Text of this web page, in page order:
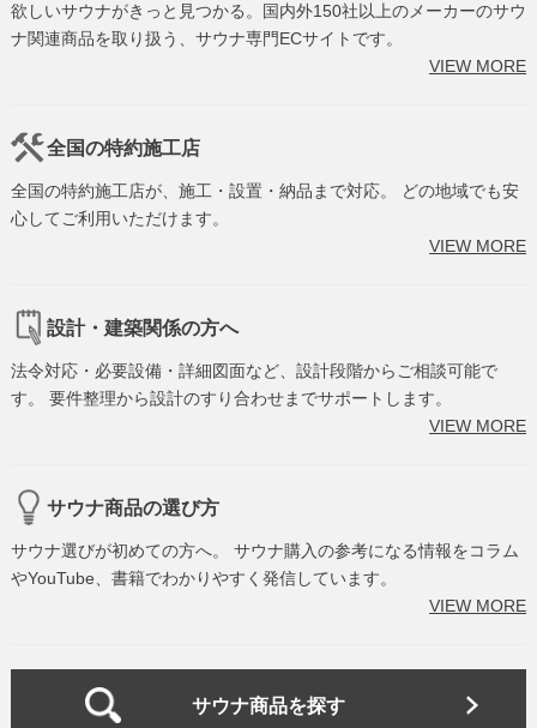
欲しいサウナがきっと見つかる。国内外150社以上のメーカーのサウ
ナ関連商品を取り扱う、サウナ専門ECサイトです。
VIEW MORE
全国の特約施工店
全国の特約施工店が、施工・設置・納品まで対応。 どの地域でも安
心してご利用いただけます。
VIEW MORE
設計・建築関係の方へ
法令対応・必要設備・詳細図面など、設計段階からご相談可能で
す。 要件整理から設計のすり合わせまでサポートします。
VIEW MORE
サウナ商品の選び方
サウナ選びが初めての方へ。 サウナ購入の参考になる情報をコラム
やYouTube、書籍でわかりやすく発信しています。
VIEW MORE
サウナ商品を探す